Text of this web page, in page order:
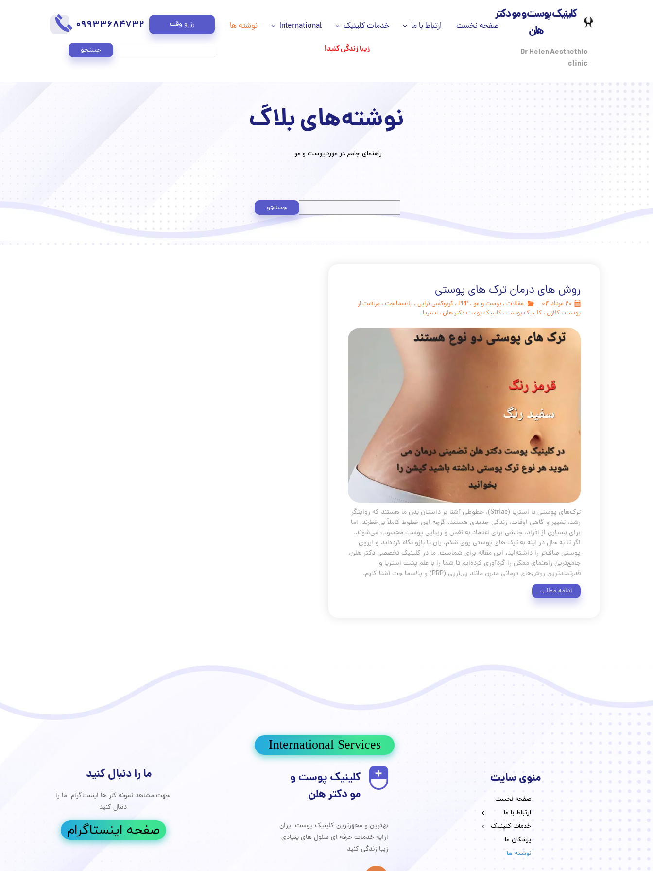
Dr Helen Aesthethic
clinic
کلینیک پوست و مو دکتر
هلن
رزرو وقت 09933684732 صفحه نخست ارتباط با ما خدمات کلینیک
خدمات ما
جوانسازی پوست
تزریقات زیبایی
پاکسازی تخصصی پوست
International نوشته ها
جستجو زیبا زندگی کنید!
نوشته‌های بلاگ
جستجو
​راهنمای جامع در مورد پوست و مو
روش های درمان ترک های پوستی
۲۰ مرداد ۰۴ مقالات ،پوست و مو ،PRP ،کربوکسی تراپی ،پلاسما جت ، مراقبت از
پوست ،کلاژن ،کلینیک پوست ،کلینیک پوست دکتر هلن ،استریا
ترک‌های پوستی یا استریا (Striae)، خطوطی آشنا بر داستان بدن ما هستند که روایتگر
رشد، تغییر و گاهی اوقات، زندگی جدیدی هستند. گرچه این خطوط کاملاً بی‌خطرند، اما
برای بسیاری از افراد، چالشی برای اعتماد به نفس و زیبایی پوست محسوب می‌شوند.
اگر تا به حال در آینه به ترک های پوستی روی شکم، ران یا بازو نگاه کرده‌اید و آرزوی
پوستی صاف‌تر را داشته‌اید، این مقاله برای شماست. ما در کلینیک تخصصی دکتر هلن،
جامع‌ترین راهنمای ممکن را گردآوری کرده‌ایم تا شما را با علم پشت استریا و
قدرتمندترین روش‌های درمانی مدرن مانند پی‌آر‌پی (PRP) و پلاسما جت آشنا کنیم.
ادامه مطلب
کلینیک پوست و
مو دکتر هلن
بهترین و مجهزترین کلینیک پوست ایران
ارایه خدمات حرفه ای سلول های ینیادی
​​​​​​​زیبا زندگی کنید
جهت مشاهد نمونه کار ها اینستاگرام ما را
دنبال کنید
ما را دنبال کنید
صفحه اینستاگرام
منوی سایت
صفحه نخست
ارتباط با ما
بیانیه حریم خصوصی
خدمات کلینیک
سلول های بنیادی
برداشتن خال و درمان لک و جوش
پزشکان ما
نوشته ها
International Services